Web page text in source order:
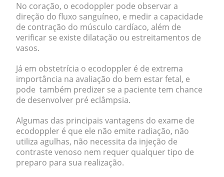
No coração, o ecodoppler pode observar a
direção do fluxo sanguíneo, e medir a capacidade
de contração do músculo cardíaco, além de
verificar se existe dilatação ou estreitamentos de
vasos.
Já em obstetrícia o ecodoppler é de extrema
importância na avaliação do bem estar fetal, e
pode também predizer se a paciente tem chance
de desenvolver pré eclâmpsia.
Algumas das principais vantagens do exame de
ecodoppler é que ele não emite radiação, não
utiliza agulhas, não necessita da injeção de
contraste venoso nem requer qualquer tipo de
preparo para sua realização.